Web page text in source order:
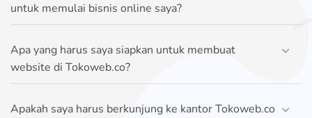
untuk memulai bisnis online saya?
Apa yang harus saya siapkan untuk membuat
website di Tokoweb.co?
Apakah saya harus berkunjung ke kantor Tokoweb.co